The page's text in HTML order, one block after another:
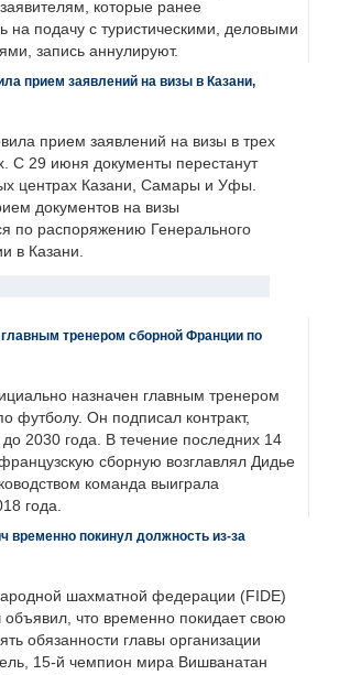
которые ранее
на подачу с туристическими, деловыми
запись аннулируют.
прием заявлений на визы в Казани,
прием заявлений на визы в трех
С 29 июня документы перестанут
центрах Казани, Самары и Уфы.
документов на визы
по распоряжению Генерального
в Казани.
тренером сборной Франции по
назначен главным тренером
футболу. Он подписал контракт,
до 2030 года. В течение последних 14
сборную возглавлял Дидье
команда выиграла
года.
временно покинул должность из-за
шахматной федерации (FIDE)
объявил, что временно покидает свою
обязанности главы организации
15-й чемпион мира Вишванатан